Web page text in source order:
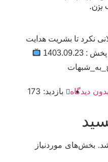
نکرد تا بشریت هدایت
: 1403.09.23
بدون دیدگاه بازدید: 173
بخش‌های موردنیاز